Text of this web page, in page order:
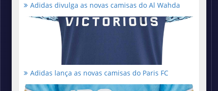
Adidas divulga as novas camisas do Al Wahda
Adidas lança as novas camisas do Paris FC